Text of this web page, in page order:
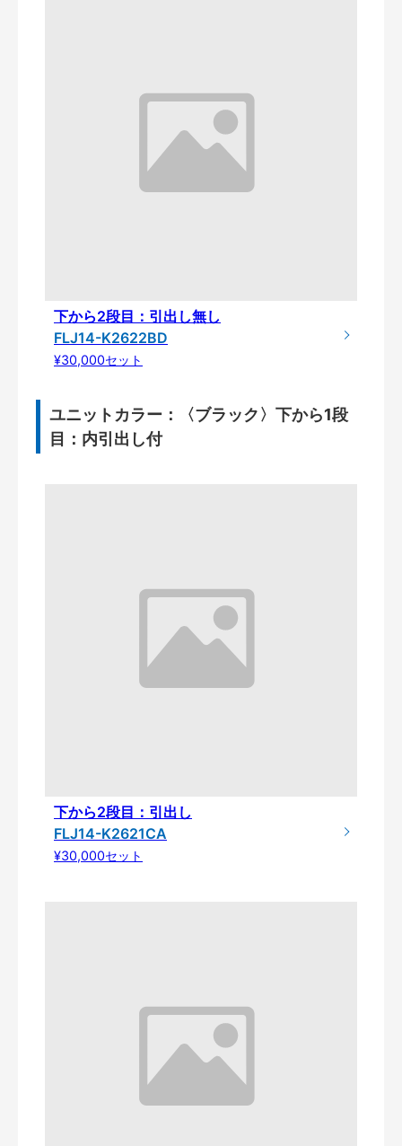
下から2段目：引出し無し
FLJ14-K2622BD
¥30,000セット
ユニットカラー：〈ブラック〉下から1段
目：内引出し付
下から2段目：引出し
FLJ14-K2621CA
¥30,000セット